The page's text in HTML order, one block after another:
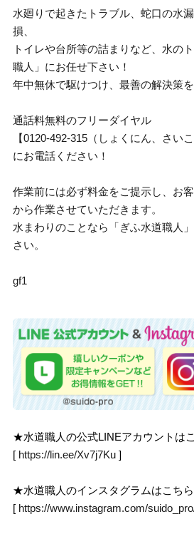
水廻りで起きたトラブル、蛇口の水
損、
トイレや台所等の詰まりなど、水の
職人」にお任せ下さい！
年中無休で駆けつけ、最善の解決策
通話料無料のフリーダイヤル
【0120-492-315（しょくにん、さい
にお電話ください！
作業前には必ず料金をご提示し、お
から作業させていただきます。
水まわりのことなら「ぎふ水道職人
さい。
gf1
★水道職人の公式LINEアカウントは
[ https://lin.ee/Xv7j7Ku ]
★水道職人のインスタグラムはこちら
[ https://www.instagram.com/